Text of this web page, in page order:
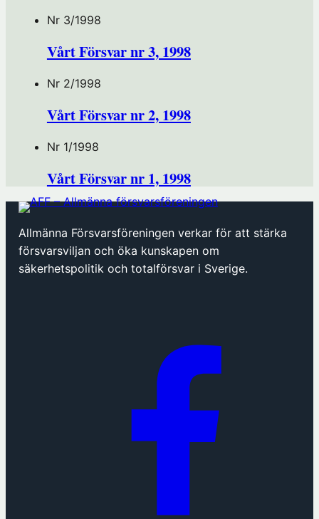
Nr 3/1998
Vårt Försvar nr 3, 1998
Nr 2/1998
Vårt Försvar nr 2, 1998
Nr 1/1998
Vårt Försvar nr 1, 1998
Allmänna Försvarsföreningen verkar för att stärka
försvarsviljan och öka kunskapen om
säkerhetspolitik och totalförsvar i Sverige.